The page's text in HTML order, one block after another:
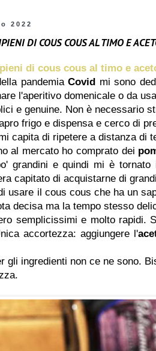
2022
DI COUS COUS AL TIMO E
di cous cous al timo e
pandemiaCovid mi sono
l'aperitivo domenicale o da
e genuine. Non è necessario
frigo e dispensa e cerco di
capita di ripetere a distanza di
al mercato ho comprato dei
grandini e quindi mi è
capitato di acquistarne di
usare il cous cous che ha un
decisa ma la tempo stesso
semplicissimi e molto rapidi.
accortezza: aggiungere l'
gli ingredienti non ce ne sono.